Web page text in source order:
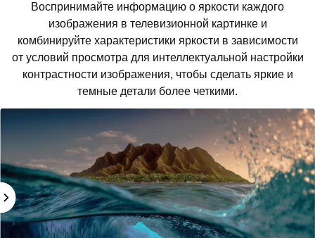
Воспринимайте информацию о яркости каждого
изображения в телевизионной картинке и
комбинируйте характеристики яркости в зависимости
от условий просмотра для интеллектуальной настройки
контрастности изображения, чтобы сделать яркие и
темные детали более четкими.